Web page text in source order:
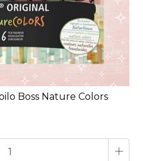
Boss Nature Colors
+